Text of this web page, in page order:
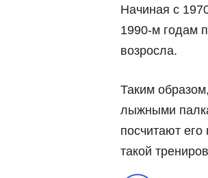
Начиная с
1990-м годам
возросла.
Таким
лыжными
посчитают его
такой